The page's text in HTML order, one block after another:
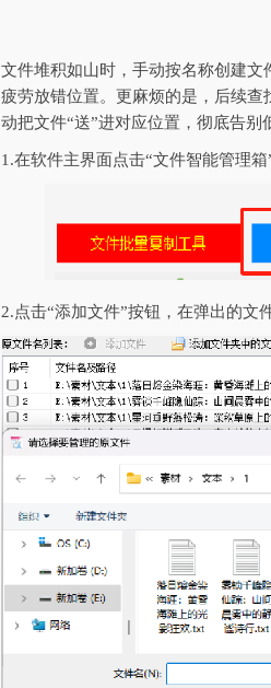
文件堆积如山时，手动按名称创建
疲劳放错位置。更麻烦的是，后续
动把文件“送”进对应位置，彻底告别
1.在软件主界面点击“文件智能管理
2.点击“添加文件”按钮，在弹出的文